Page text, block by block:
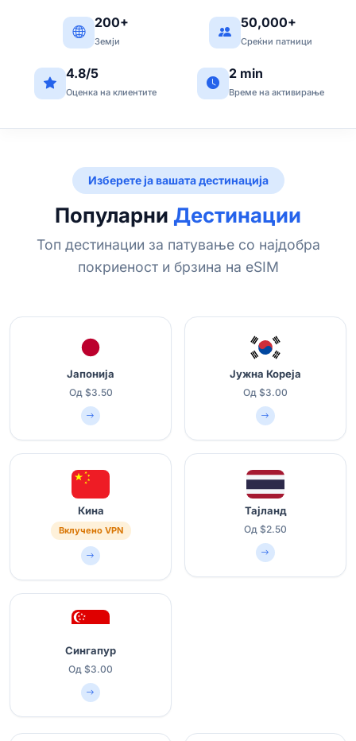
200+
Земји
50,000+
Среќни патници
4.8/5
Оценка на клиентите
2 min
Време на активирање
Изберете ја вашата дестинација
Популарни Дестинации
Топ дестинации за патување со најдобра
покриеност и брзина на eSIM
Јапонија
Од $3.50
Јужна Кореја
Од $3.00
Кина
Вклучено VPN
Тајланд
Од $2.50
Сингапур
Од $3.00